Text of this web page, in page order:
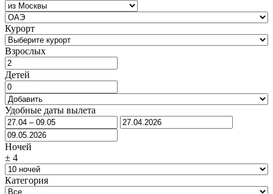
Курорт
Взрослых
Детей
Удобные даты вылета
Ночей
± 4
Категория